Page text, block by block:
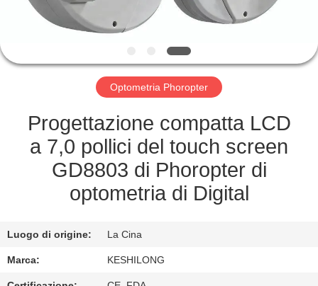
FABBRICA
CONTROLLO
DI
CONTATTICI
RICHIEDA
CITAZIONE
MAPPA
Optometria Phoropter
Progettazione compatta LCD
a 7,0 pollici del touch screen
GD8803 di Phoropter di
optometria di Digital
Luogo di origine: La Cina
Marca: KESHILONG